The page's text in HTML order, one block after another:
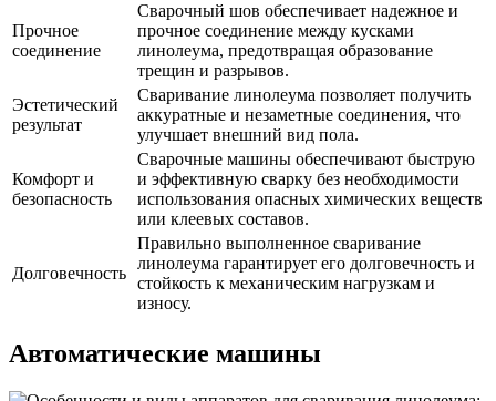
Прочное
соединение
Сварочный шов обеспечивает надежное и
прочное соединение между кусками
линолеума, предотвращая образование
трещин и разрывов.
Эстетический
результат
Сваривание линолеума позволяет получить
аккуратные и незаметные соединения, что
улучшает внешний вид пола.
Комфорт и
безопасность
Сварочные машины обеспечивают быструю
и эффективную сварку без необходимости
использования опасных химических веществ
или клеевых составов.
Долговечность
Правильно выполненное сваривание
линолеума гарантирует его долговечность и
стойкость к механическим нагрузкам и
износу.
Автоматические машины